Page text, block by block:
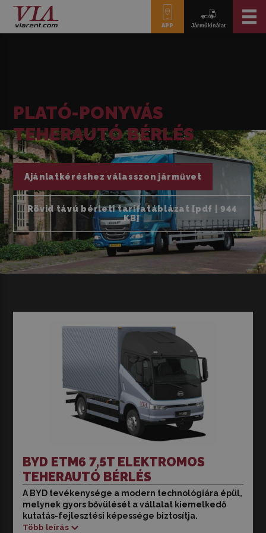
APP Járműkínálat
PLATÓ-PONYVÁS
TEHERAUTÓ BÉRLÉS
Ajánlatkéréshez válasszon járművet
Rövid távú bérleti tarifatáblázat [pdf | 944
KB]
BYD ETM6 7,5T ELEKTROMOS
TEHERAUTÓ BÉRLÉS
A BYD tevékenysége a modern technológiára épül,
melynek gyors bővülését a vállalat kiemelkedő
kutatás-fejlesztési képessége biztosítja.
Több leírás
Build your dreams – Építsd fel álmaidat
BYD tervezésével